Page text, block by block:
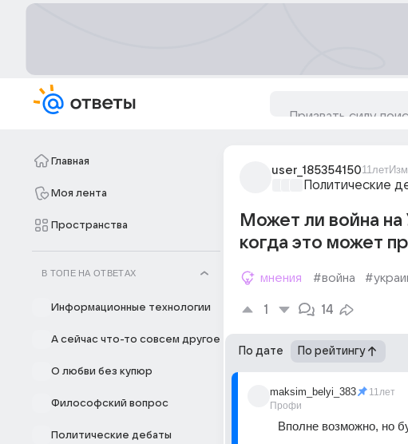
Главная
Моя лента
Пространства
В ТОПЕ НА ОТВЕТАХ
Информационные технологии
А сейчас что-то совсем другое
О любви без купюр
Философский вопрос
Политические дебаты
user_18535415011лет
Политические
Может ли война
когда это может
мнения #война
1 14
По дате По рейтингу
maksim_belyi_383
Профи
11лет
Вполне возможно, но